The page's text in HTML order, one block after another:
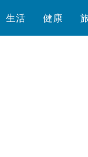
生活 健康